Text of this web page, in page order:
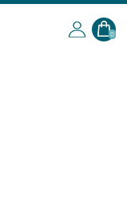
FR
0